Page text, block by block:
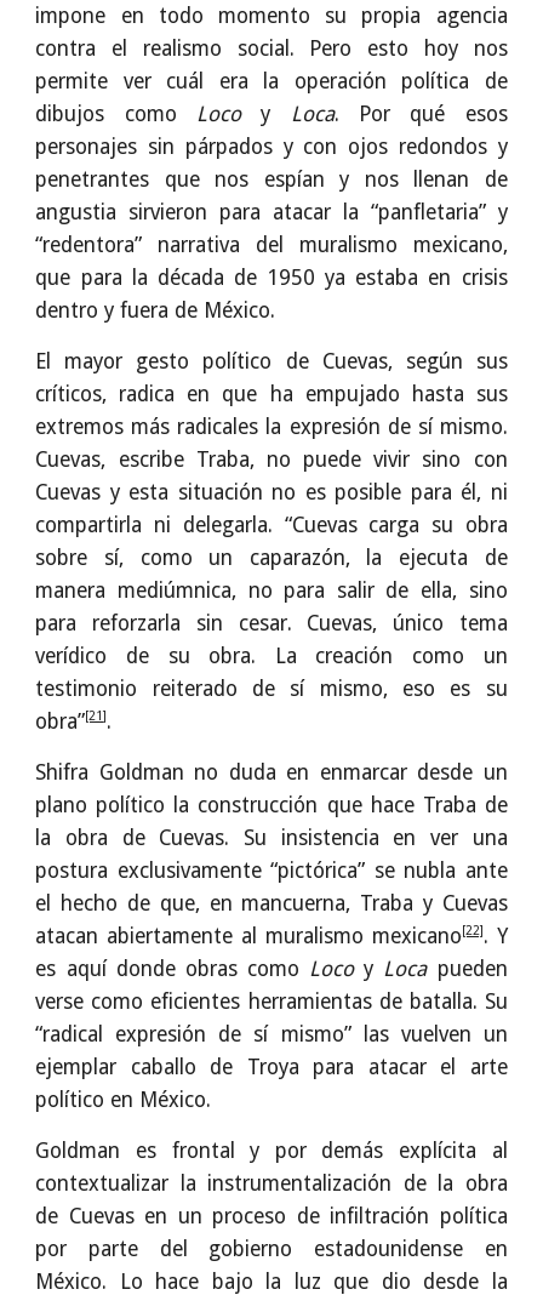
impone en todo momento su propia agencia
contra el realismo social. Pero esto hoy nos
permite ver cuál era la operación política de
dibujos como Locoy Loca. Por qué esos
personajes sin párpados y con ojos redondos y
penetrantes que nos espían y nos llenan de
angustia sirvieron para atacar la “panfletaria” y
“redentora” narrativa del muralismo mexicano,
que para la década de 1950 ya estaba en crisis
dentro y fuera de México.
El mayor gesto político de Cuevas, según sus
críticos, radica en que ha empujado hasta sus
extremos más radicales la expresión de sí mismo.
Cuevas, escribe Traba, no puede vivir sino con
Cuevas y esta situación no es posible para él, ni
compartirla ni delegarla. “Cuevas carga su obra
sobre sí, como un caparazón, la ejecuta de
manera mediúmnica, no para salir de ella, sino
para reforzarla sin cesar. Cuevas, único tema
verídico de su obra. La creación como un
testimonio reiterado de sí mismo, eso es su
obra”[21] .
Shifra Goldman no duda en enmarcar desde un
plano político la construcción que hace Traba de
la obra de Cuevas. Su insistencia en ver una
postura exclusivamente “pictórica” se nubla ante
el hecho de que, en mancuerna, Traba y Cuevas
atacan abiertamente al muralismo mexicano[22] . Y
es aquí donde obras como Locoy Locapueden
verse como eficientes herramientas de batalla. Su
“radical expresión de sí mismo” las vuelven un
ejemplar caballo de Troya para atacar el arte
político en México.
Goldman es frontal y por demás explícita al
contextualizar la instrumentalización de la obra
de Cuevas en un proceso de infiltración política
por parte del gobierno estadounidense en
México. Lo hace bajo la luz que dio desde la